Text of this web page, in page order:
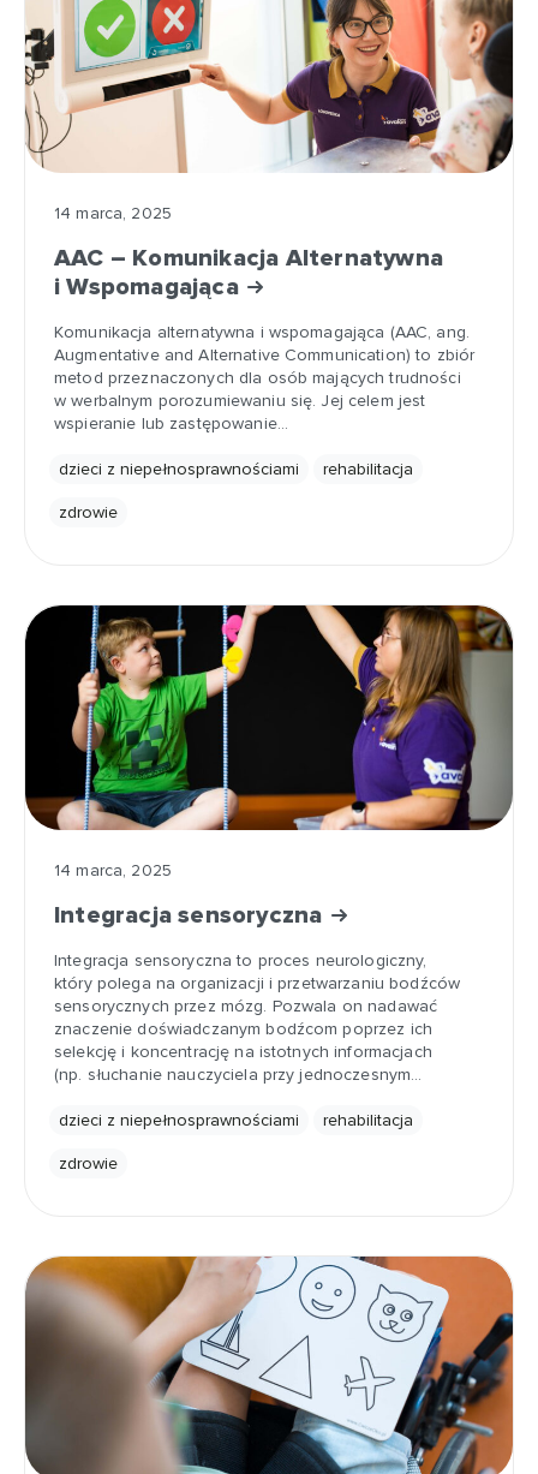
14 marca, 2025
AAC – Komunikacja Alternatywna
i Wspomagająca
Komunikacja alternatywna i wspomagająca (AAC, ang.
Augmentative and Alternative Communication) to zbiór
metod przeznaczonych dla osób mających trudności
w werbalnym porozumiewaniu się. Jej celem jest
wspieranie lub zastępowanie…
dzieci z niepełnosprawnościami rehabilitacja
zdrowie
14 marca, 2025
Integracja sensoryczna
Integracja sensoryczna to proces neurologiczny,
który polega na organizacji i przetwarzaniu bodźców
sensorycznych przez mózg. Pozwala on nadawać
znaczenie doświadczanym bodźcom poprzez ich
selekcję i koncentrację na istotnych informacjach
(np. słuchanie nauczyciela przy jednoczesnym…
dzieci z niepełnosprawnościami rehabilitacja
zdrowie